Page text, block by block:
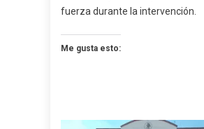
fuerza durante la intervención.
Me gusta esto: